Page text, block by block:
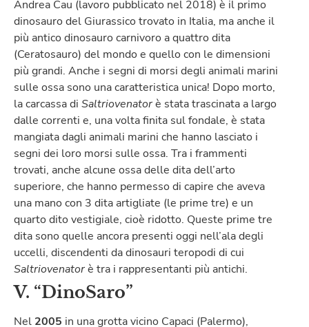
Andrea Cau (lavoro pubblicato nel 2018) è il primo
dinosauro del Giurassico trovato in Italia, ma anche il
più antico dinosauro carnivoro a quattro dita
(Ceratosauro) del mondo e quello con le dimensioni
più grandi. Anche i segni di morsi degli animali marini
sulle ossa sono una caratteristica unica! Dopo morto,
la carcassa di Saltriovenatorè stata trascinata a largo
dalle correnti e, una volta finita sul fondale, è stata
mangiata dagli animali marini che hanno lasciato i
segni dei loro morsi sulle ossa. Tra i frammenti
trovati, anche alcune ossa delle dita dell’arto
superiore, che hanno permesso di capire che aveva
una mano con 3 dita artigliate (le prime tre) e un
quarto dito vestigiale, cioè ridotto. Queste prime tre
dita sono quelle ancora presenti oggi nell’ala degli
uccelli, discendenti da dinosauri teropodi di cui
Saltriovenatorè tra i rappresentanti più antichi.
V. “DinoSaro”
Nel 2005 in una grotta vicino Capaci (Palermo),